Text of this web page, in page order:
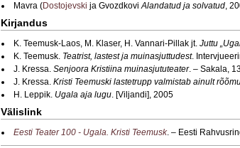
Mavra (Dostojevski ja GvozdkoviAlandatud ja solvatud,
Kirjandus
K. Teemusk-Laos, M. Klaser, H. Vannari-Pillak jt. Juttu
K. Teemusk. Teatrist, lastest ja muinasjuttudest.
J. Kressa. Senjoora Kristiina muinasjututeater. – Sakala,
J. Kressa. Kristi Teemuski lastetrupp valmistab ainult
H. Leppik. Ugala aja lugu. [Viljandi], 2005
Välislink
Eesti Teater 100 - Ugala. Kristi Teemusk. – Eesti